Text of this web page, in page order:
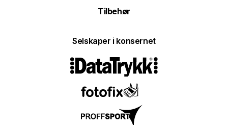
Tilbehør
Selskaper i konsernet